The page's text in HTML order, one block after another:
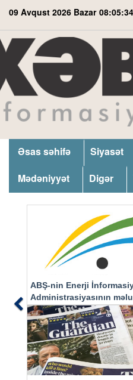
09 Avqust 2026 Bazar 08:05:35
Əsas səhifə Siyasət
Mədəniyyət
Digər
ABŞ-nin Enerji
Administrasiyasının
əsasında…
Previous